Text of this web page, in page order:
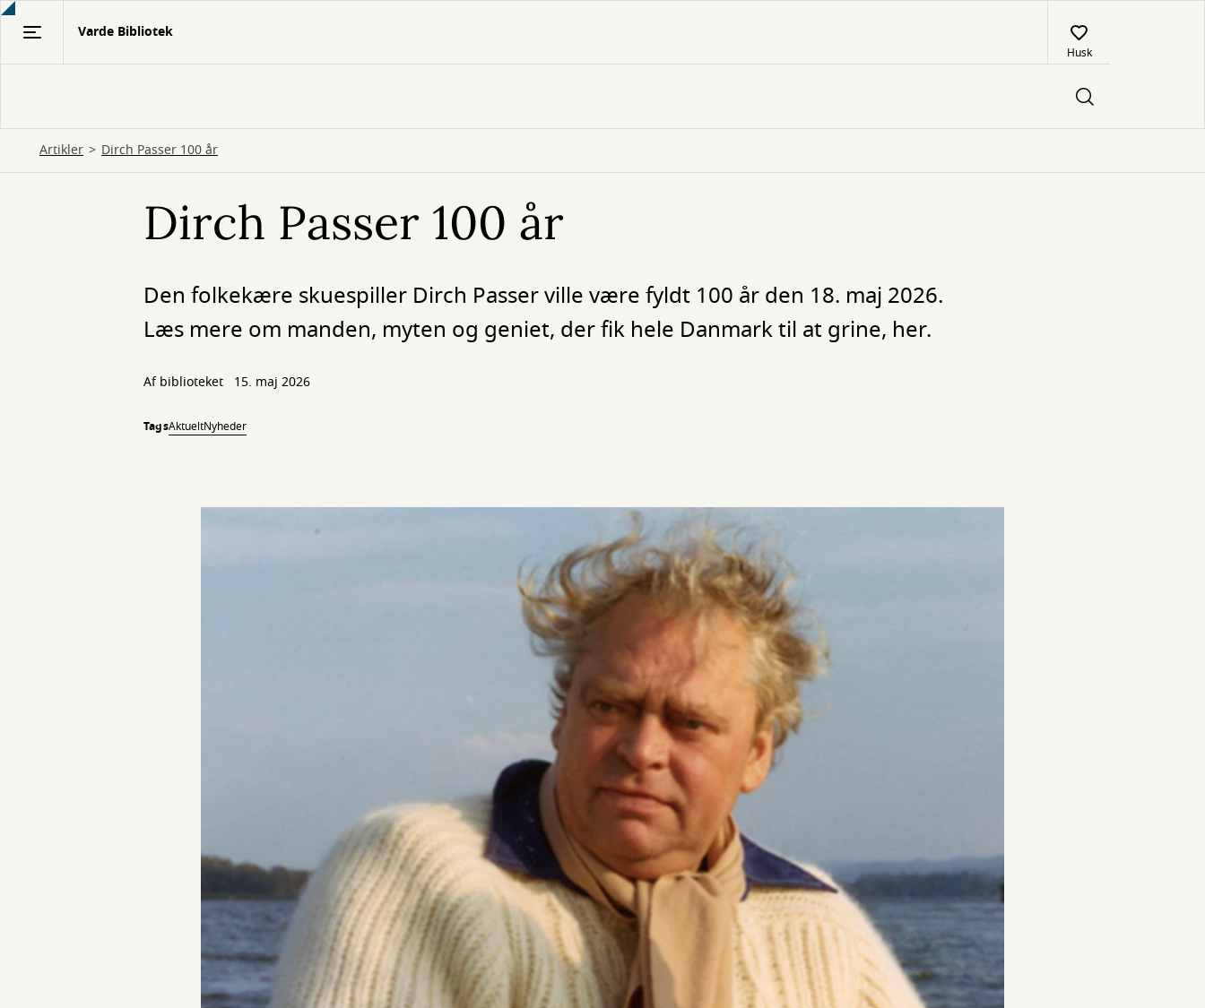
Gå
Varde Bibliotek
Husk
Artikler Dirch Passer 100 år
Dirch Passer 100 år
Den folkekære skuespiller Dirch Passer ville være fyldt 100 år den 18. maj 2026.
Læs mere om manden, myten og geniet, der fik hele Danmark til at grine, her.
Af biblioteket 15. maj 2026
TagsAktueltNyheder